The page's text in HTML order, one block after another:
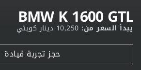
BMW K 1600 GTL
يبدأ السعر من:10,250 دينار كويتي
حجز تجربة قيادة